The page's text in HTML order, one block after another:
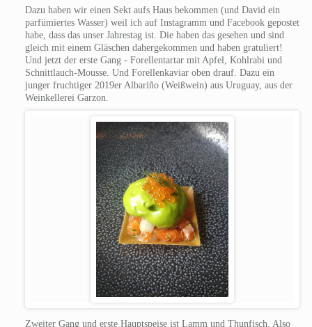
Dazu haben wir einen Sekt aufs Haus bekommen (und David ein
parfümiertes Wasser) weil ich auf Instagramm und Facebook gepostet
habe, dass das unser Jahrestag ist. Die haben das gesehen und sind
gleich mit einem Gläschen dahergekommen und haben gratuliert!
Und jetzt der erste Gang - Forellentartar mit Apfel, Kohlrabi und
Schnittlauch-Mousse. Und Forellenkaviar oben drauf. Dazu ein
junger fruchtiger 2019er Albariño (Weißwein) aus Uruguay, aus der
Weinkellerei Garzon.
Zweiter Gang und erste Hauptspeise ist Lamm und Thunfisch. Also